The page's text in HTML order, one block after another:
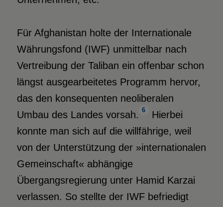
Für Afghanistan holte der Internationale
Währungsfond (IWF) unmittelbar nach
Vertreibung der Taliban ein offenbar schon
längst ausgearbeitetes Programm hervor,
das den konsequenten neoliberalen
Umbau des Landes vorsah. 6
Hierbei
konnte man sich auf die willfährige, weil
von der Unterstützung der »internationalen
Gemeinschaft« abhängige
Übergangsregierung unter Hamid Karzai
verlassen. So stellte der IWF befriedigt